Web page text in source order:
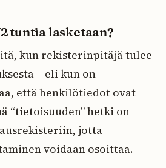
tuntia lasketaan?
kun rekisterinpitäjä tulee
– eli kun on
että henkilötiedot ovat
“tietoisuuden” hetki on
jotta
voidaan osoittaa.